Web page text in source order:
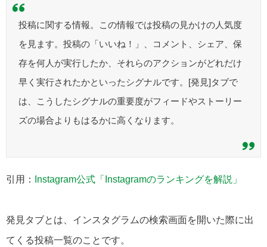
投稿に関する情報。この情報では投稿の見かけの人気度
を見ます。投稿の「いいね！」、コメント、シェア、保
存を何人が実行したか、それらのアクションがどれだけ
早く実行されたかといったシグナルです。[発見]タブで
は、こうしたシグナルの重要度がフィードやストーリー
ズの場合よりもはるかに高くなります。
引用： Instagram公式「Instagramのランキングを解説」
発見タブとは、インスタグラムの検索画面を開いた際に出
てくる投稿一覧のことです。